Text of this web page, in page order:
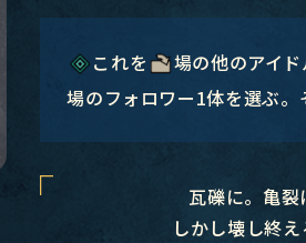
これを
場の他のアイ
場のフォロワー1体を選ぶ。
瓦礫に。亀裂
しかし壊し終